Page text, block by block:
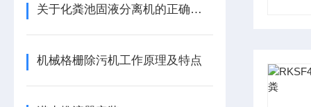
关于化粪池固液分离机的正确打开方式
机械格栅除污机工作原理及特点